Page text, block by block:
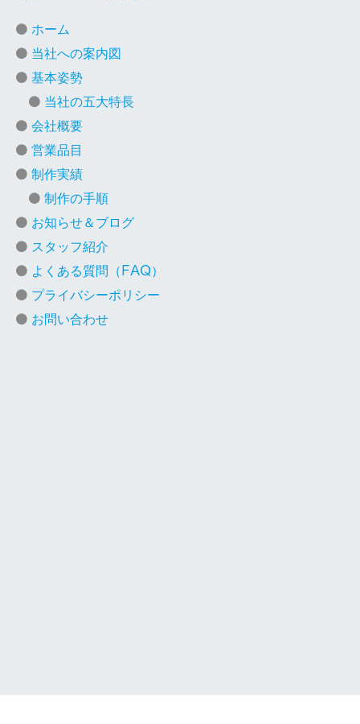
ホーム
当社への案内図
基本姿勢
当社の五大特長
会社概要
営業品目
制作実績
制作の手順
お知らせ＆ブログ
スタッフ紹介
よくある質問（FAQ）
プライバシーポリシー
お問い合わせ